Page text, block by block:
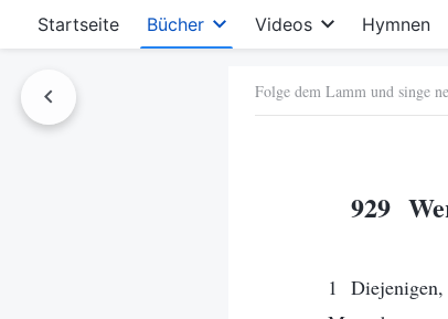
Startseite Bücher Videos Hymnen
Folge dem Lamm und singe
929
1 Diejenigen,